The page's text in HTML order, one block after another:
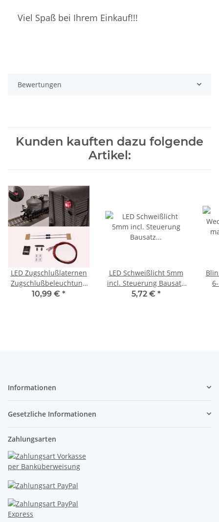
Viel Spaß bei Ihrem Einkauf!!!
Bewertungen
Kunden kauften dazu folgende
Artikel:
LED Zugschlußlaternen
Zugschlußbeleuchtung
TT Waggons AC DC DCC
10,99 € *
LED Schweißlicht 5mm
incl. Steuerung Bausatz
für G 1 0 H0 TT ideal für
5,72 € *
Informationen
Gesetzliche Informationen
Zahlungsarten